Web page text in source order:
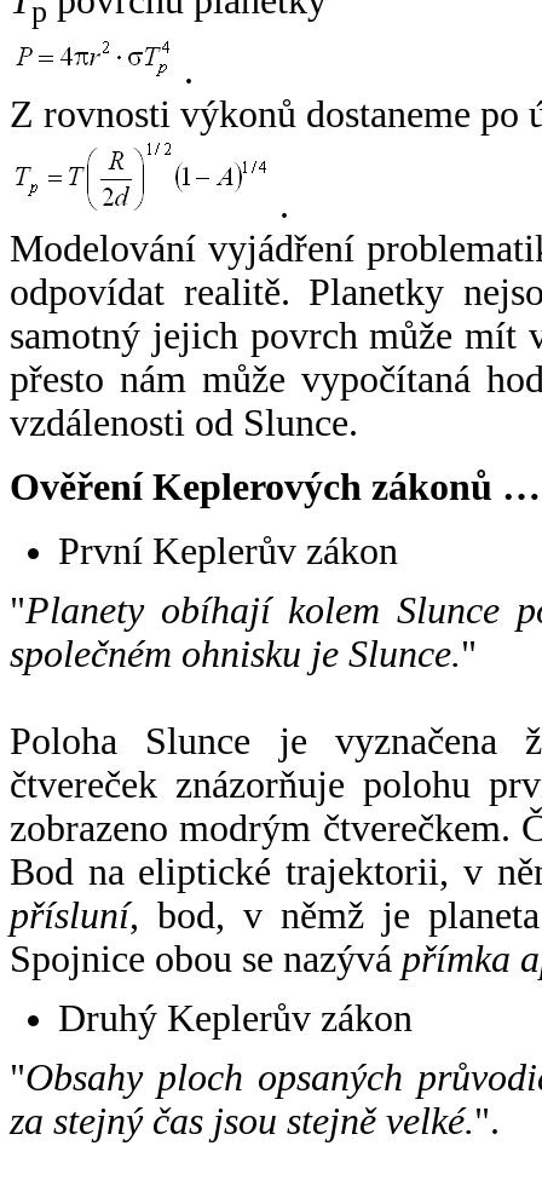
p
.
Z rovnosti výkonů dostaneme po
.
Modelování vyjádření
odpovídat realitě. Planetky
samotný jejich povrch může mít
přesto nám může vypočítaná
vzdálenosti od Slunce.
Ověření Keplerových zákonů …
První Keplerův zákon
"Planety obíhají kolem Slunce
společném ohnisku je Slunce."
Poloha Slunce je vyznačena
čtvereček znázorňuje polohu
zobrazeno modrým čtverečkem.
Bod na eliptické trajektorii, v
přísluní, bod, v němž je
Spojnice obou se nazývá přímka
Druhý Keplerův zákon
"Obsahy ploch opsaných
za stejný čas jsou stejně velké.".